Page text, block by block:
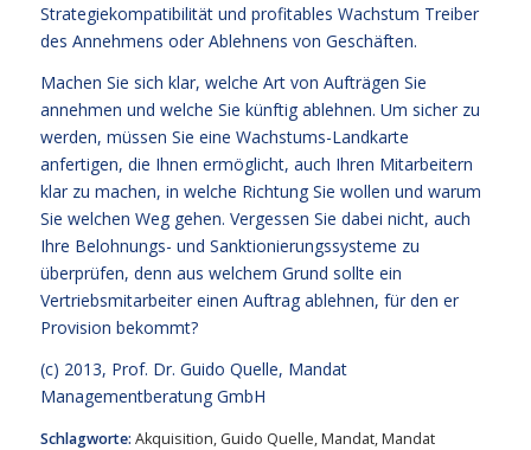
Strategiekompatibilität und profitables Wachstum Treiber
des Annehmens oder Ablehnens von Geschäften.
Machen Sie sich klar, welche Art von Aufträgen Sie
annehmen und welche Sie künftig ablehnen. Um sicher zu
werden, müssen Sie eine Wachstums-Landkarte
anfertigen, die Ihnen ermöglicht, auch Ihren Mitarbeitern
klar zu machen, in welche Richtung Sie wollen und warum
Sie welchen Weg gehen. Vergessen Sie dabei nicht, auch
Ihre Belohnungs- und Sanktionierungssysteme zu
überprüfen, denn aus welchem Grund sollte ein
Vertriebsmitarbeiter einen Auftrag ablehnen, für den er
Provision bekommt?
(c) 2013, Prof. Dr. Guido Quelle, Mandat
Managementberatung GmbH
Schlagworte: Akquisition, Guido Quelle,Mandat,Mandat